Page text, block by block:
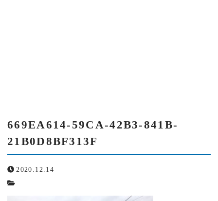
アクセス
よくある質問
669EA614-59CA-42B3-841B-
21B0D8BF313F
2020.12.14